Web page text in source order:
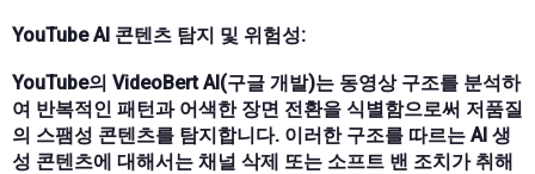
YouTube AI 콘텐츠 탐지 및 위험성:
YouTube의 VideoBert AI(구글 개발)는 동영상 구조를 분석하
여 반복적인 패턴과 어색한 장면 전환을 식별함으로써 저품질
의 스팸성 콘텐츠를 탐지합니다. 이러한 구조를 따르는 AI 생
성 콘텐츠에 대해서는 채널 삭제 또는 소프트 밴 조치가 취해